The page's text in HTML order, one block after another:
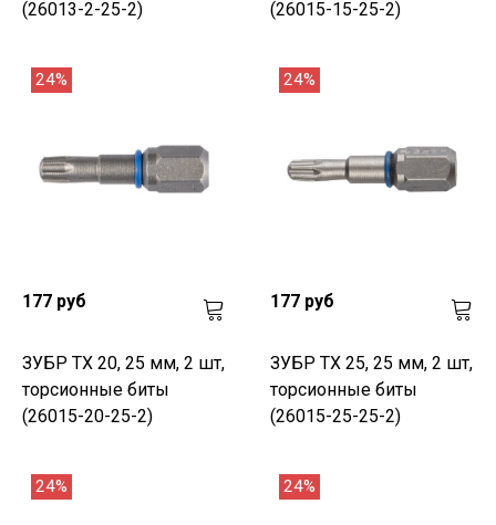
(26013-2-25-2) (26015-15-25-2)
24%
177 руб
ЗУБР TX 20, 25 мм, 2 шт,
торсионные биты
(26015-20-25-2)
24%
177 руб
ЗУБР TX 25, 25 мм, 2 шт,
торсионные биты
(26015-25-25-2)
24% 24%